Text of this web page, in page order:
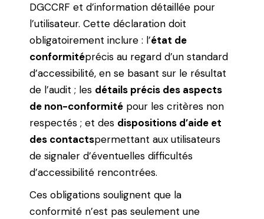
DGCCRF et d’information détaillée pour
l’utilisateur. Cette déclaration doit
obligatoirement inclure : l’état de
conformitéprécis au regard d’un standard
d’accessibilité, en se basant sur le résultat
de l’audit ; les détails précis des aspects
de non-conformité pour les critères non
respectés ; et des dispositions d’aide et
des contactspermettant aux utilisateurs
de signaler d’éventuelles difficultés
d’accessibilité rencontrées.
Ces obligations soulignent que la
conformité n’est pas seulement une